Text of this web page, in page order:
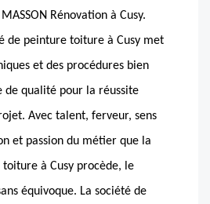
Rénovation à Cusy.
de peinture toiture à Cusy met
et des procédures bien
de qualité pour la réussite
Avec talent, ferveur, sens
et passion du métier que la
à Cusy procède, le
équivoque. La société de